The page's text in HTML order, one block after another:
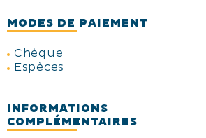
MODES DE PAIEMENT
Chèque
Espèces
INFORMATIONS
COMPLÉMENTAIRES